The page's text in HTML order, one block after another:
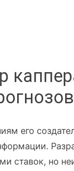
его
ставок, но